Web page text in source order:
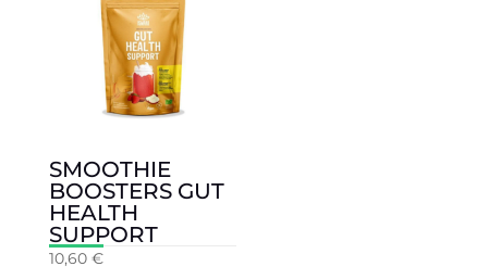
SMOOTHIE
BOOSTERS GUT
HEALTH
SUPPORT
10,60 €